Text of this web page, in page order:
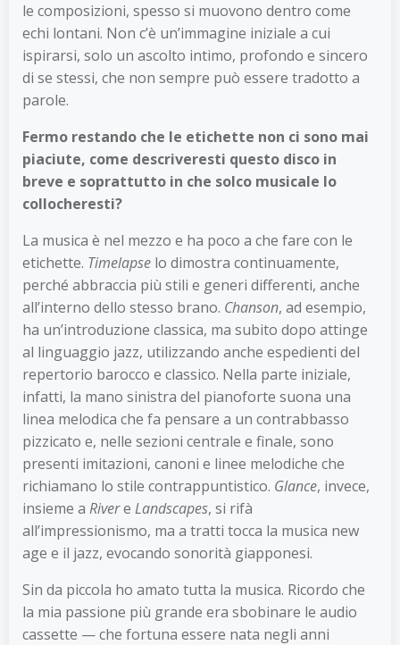
le composizioni, spesso si muovono dentro come
echi lontani. Non c’è un’immagine iniziale a cui
ispirarsi, solo un ascolto intimo, profondo e sincero
di se stessi, che non sempre può essere tradotto a
parole.
Fermo restando che le etichette non ci sono mai
piaciute, come descriveresti questo disco in
breve e soprattutto in che solco musicale lo
collocheresti?
La musica è nel mezzo e ha poco a che fare con le
etichette. Timelapse lo dimostra continuamente,
perché abbraccia più stili e generi differenti, anche
all’interno dello stesso brano. Chanson, ad esempio,
ha un’introduzione classica, ma subito dopo attinge
al linguaggio jazz, utilizzando anche espedienti del
repertorio barocco e classico. Nella parte iniziale,
infatti, la mano sinistra del pianoforte suona una
linea melodica che fa pensare a un contrabbasso
pizzicato e, nelle sezioni centrale e finale, sono
presenti imitazioni, canoni e linee melodiche che
richiamano lo stile contrappuntistico. Glance, invece,
insieme a Rivere Landscapes, si rifà
all’impressionismo, ma a tratti tocca la musica new
age e il jazz, evocando sonorità giapponesi.
Sin da piccola ho amato tutta la musica. Ricordo che
la mia passione più grande era sbobinare le audio
cassette — che fortuna essere nata negli anni